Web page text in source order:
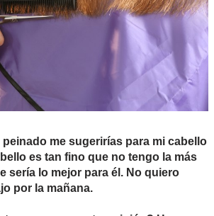
peinado me sugerirías para mi cabello
es tan fino que no tengo la más
sería lo mejor para él. No quiero
por la mañana.